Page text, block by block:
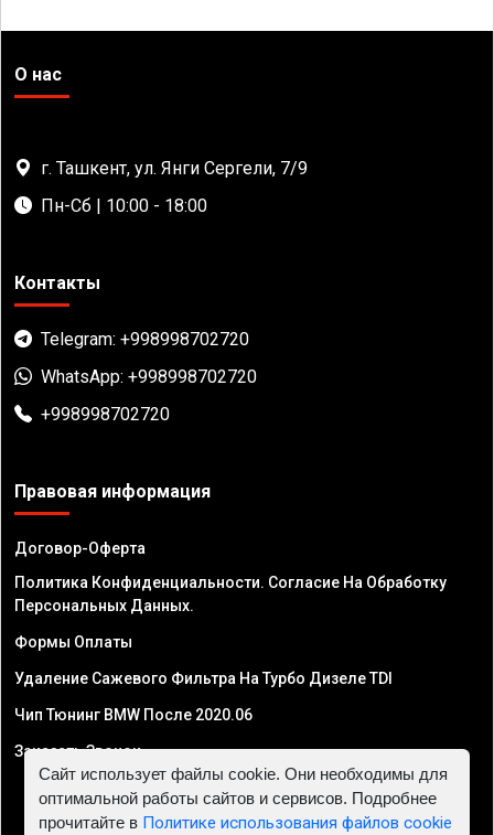
О нас
г. Ташкент, ул. Янги Сергели, 7/9
Пн-Сб | 10:00 - 18:00
Контакты
Telegram: +998998702720
WhatsApp: +998998702720
+998998702720
Правовая информация
Договор-Оферта
Политика Конфиденциальности. Согласие На Обработку
Персональных Данных.
Формы Оплаты
Удаление Сажевого Фильтра На Турбо Дизеле TDI
Чип Тюнинг BMW После 2020.06
Заказать Звонок
Сайт использует файлы cookie. Они необходимы для
оптимальной работы сайтов и сервисов. Подробнее
прочитайте в Политике использования файлов cookie